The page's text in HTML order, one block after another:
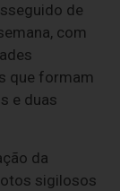
de
com
que formam
e duas
da
sigilosos